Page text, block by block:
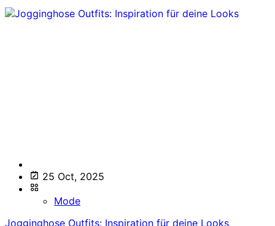
25 Oct, 2025
Mode
Jogginghose Outfits: Inspiration für deine Looks